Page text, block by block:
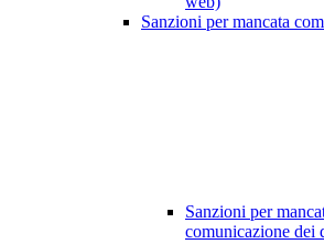
Sanzioni per mancata
Sanzioni per
comunicazione dei